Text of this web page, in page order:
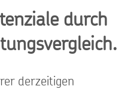
durch
derzeitigen